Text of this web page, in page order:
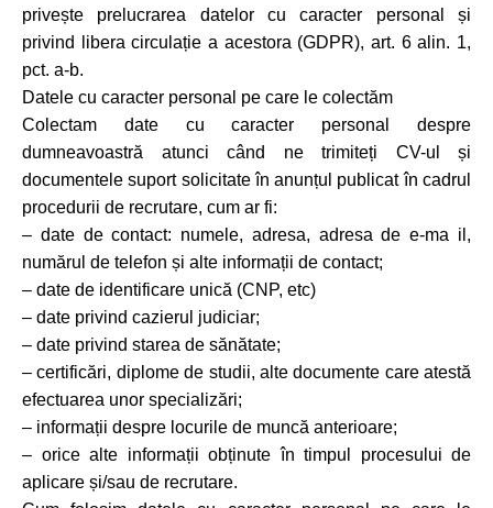
privește prelucrarea datelor cu caracter personal și
privind libera circulație a acestora (GDPR), art. 6 alin. 1,
pct. a-b.
Datele cu caracter personal pe care le colectăm
Colectam date cu caracter personal despre
dumneavoastră atunci când ne trimiteți CV-ul și
documentele suport solicitate în anunțul publicat în cadrul
procedurii de recrutare, cum ar fi:
– date de contact: numele, adresa, adresa de e-ma il,
numărul de telefon și alte informații de contact;
– date de identificare unică (CNP, etc)
– date privind cazierul judiciar;
– date privind starea de sănătate;
– certificări, diplome de studii, alte documente care atestă
efectuarea unor specializări;
– informații despre locurile de muncă anterioare;
– orice alte informații obținute în timpul procesului de
aplicare și/sau de recrutare.